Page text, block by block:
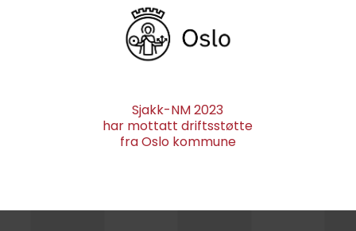
Sjakk-NM 2023
har mottatt driftsstøtte
fra Oslo kommune